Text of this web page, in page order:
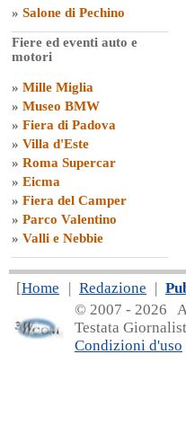
» Salone di Pechino
Fiere ed eventi auto e
motori
» Mille Miglia
» Museo BMW
» Fiera di Padova
» Villa d'Este
» Roma Supercar
» Eicma
» Fiera del Camper
» Parco Valentino
» Valli e Nebbie
[Home | Redazione |
© 2007 - 2026
Testata
Condizioni d'uso